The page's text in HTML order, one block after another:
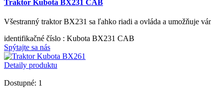
Traktor Kubota BX231 CAB
Všestranný traktor BX231 sa ľahko riadi a ovláda a umožňuje
identifikačné číslo : Kubota BX231 CAB
Spýtajte sa nás
Detaily produktu
Dostupné: 1